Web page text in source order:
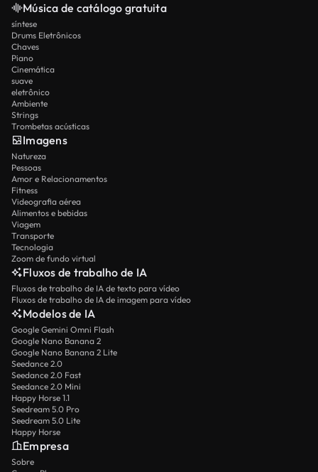
Música de catálogo gratuita
síntese
Drums Eletrônicos
Chaves
Piano
Cinemática
suave
eletrônico
Ambiente
Strings
Trombetas acústicas
Imagens
Natureza
Pessoas
Amor e Relacionamentos
Fitness
Videografia aérea
Alimentos e bebidas
Viagem
Transporte
Tecnologia
Zoom de fundo virtual
Fluxos de trabalho de IA
Fluxos de trabalho de IA de texto para vídeo
Fluxos de trabalho de IA de imagem para vídeo
Modelos de IA
Google Gemini Omni Flash
Google Nano Banana 2
Google Nano Banana 2 Lite
Seedance 2.0
Seedance 2.0 Fast
Seedance 2.0 Mini
Happy Horse 1.1
Seedream 5.0 Pro
Seedream 5.0 Lite
Happy Horse
Empresa
Sobre